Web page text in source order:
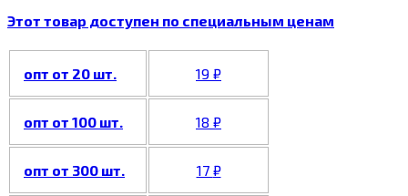
Этот товар доступен по специальным ценам
опт от 20 шт. 19 ₽
опт от 100 шт. 18 ₽
опт от 300 шт. 17 ₽